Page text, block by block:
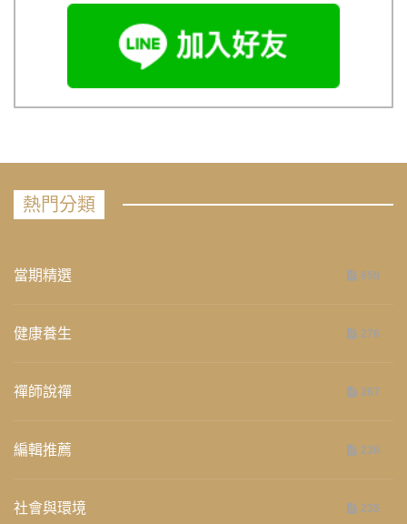
熱門分類
當期精選 658
健康養生 276
禪師說禪 267
編輯推薦 236
社會與環境 235